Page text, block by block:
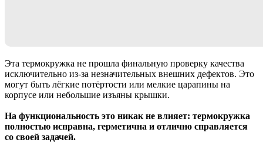
Эта термокружка не прошла финальную проверку качества
исключительно из-за незначительных внешних дефектов. Это
могут быть лёгкие потёртости или мелкие царапины на
корпусе или небольшие изъяны крышки.
На функциональность это никак не влияет: термокружка
полностью исправна, герметична и отлично справляется
со своей задачей.